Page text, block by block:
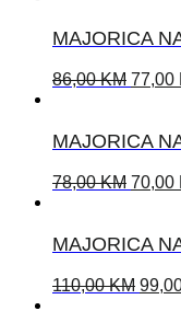
MAJORICA
86,00KM 77,00
MAJORICA
78,00KM 70,00
MAJORICA
110,00KM